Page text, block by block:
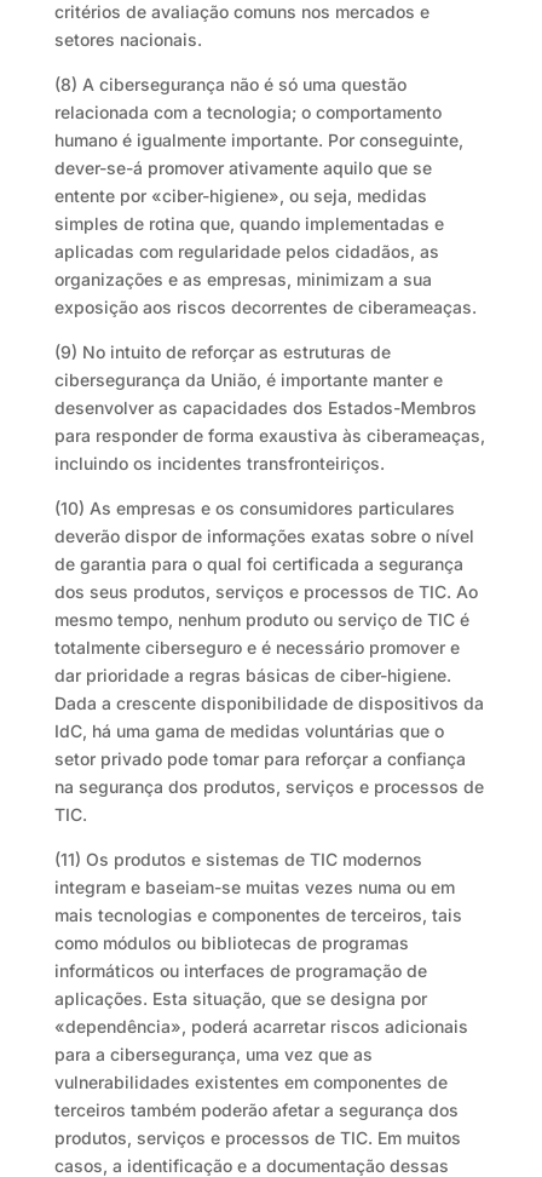
critérios de avaliação comuns nos mercados e
setores nacionais.
(8) A cibersegurança não é só uma questão
relacionada com a tecnologia; o comportamento
humano é igualmente importante. Por conseguinte,
dever-se-á promover ativamente aquilo que se
entente por «ciber-higiene», ou seja, medidas
simples de rotina que, quando implementadas e
aplicadas com regularidade pelos cidadãos, as
organizações e as empresas, minimizam a sua
exposição aos riscos decorrentes de ciberameaças.
(9) No intuito de reforçar as estruturas de
cibersegurança da União, é importante manter e
desenvolver as capacidades dos Estados-Membros
para responder de forma exaustiva às ciberameaças,
incluindo os incidentes transfronteiriços.
(10) As empresas e os consumidores particulares
deverão dispor de informações exatas sobre o nível
de garantia para o qual foi certificada a segurança
dos seus produtos, serviços e processos de TIC. Ao
mesmo tempo, nenhum produto ou serviço de TIC é
totalmente ciberseguro e é necessário promover e
dar prioridade a regras básicas de ciber-higiene.
Dada a crescente disponibilidade de dispositivos da
IdC, há uma gama de medidas voluntárias que o
setor privado pode tomar para reforçar a confiança
na segurança dos produtos, serviços e processos de
TIC.
(11) Os produtos e sistemas de TIC modernos
integram e baseiam-se muitas vezes numa ou em
mais tecnologias e componentes de terceiros, tais
como módulos ou bibliotecas de programas
informáticos ou interfaces de programação de
aplicações. Esta situação, que se designa por
«dependência», poderá acarretar riscos adicionais
para a cibersegurança, uma vez que as
vulnerabilidades existentes em componentes de
terceiros também poderão afetar a segurança dos
produtos, serviços e processos de TIC. Em muitos
casos, a identificação e a documentação dessas